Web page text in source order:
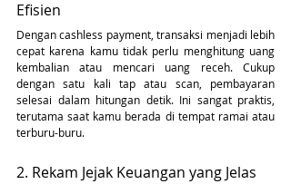
Efisien
Dengan cashless payment, transaksi menjadi lebih
cepat karena kamu tidak perlu menghitung uang
kembalian atau mencari uang receh. Cukup
dengan satu kali tap atau scan, pembayaran
selesai dalam hitungan detik. Ini sangat praktis,
terutama saat kamu berada di tempat ramai atau
terburu-buru.
2. Rekam Jejak Keuangan yang Jelas